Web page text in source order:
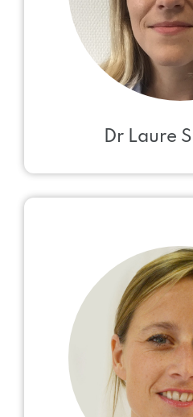
Dr Laure